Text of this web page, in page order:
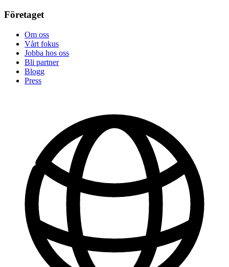
Företaget
Om oss
Vårt fokus
Jobba hos oss
Bli partner
Blogg
Press